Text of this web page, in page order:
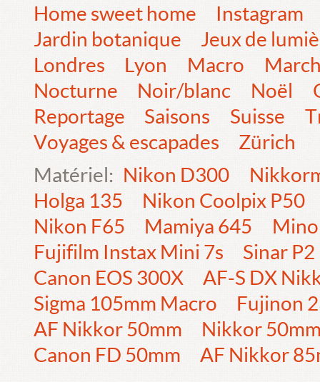
Home sweet home
Instagram
Jardin botanique
Jeux de
Londres
Lyon Macro
Nocturne
Noir/blanc Noël
Reportage
Saisons Suisse
Voyages & escapades
Zürich
Matériel: Nikon D300
Holga 135
Nikon Coolpix P50
Nikon F65
Mamiya 645
Fujifilm Instax Mini 7s
Sinar P2
Canon EOS 300X
AF-S DX
Sigma 105mm Macro
Fujinon
AF Nikkor 50mm
Nikkor
Canon FD 50mm
AF Nikkor